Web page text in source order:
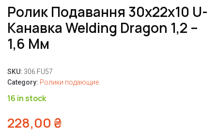
Ролик Подавання 30x22x10 U-
Канавка Welding Dragon 1,2 –
1,6 Мм
SKU: 306.FU57
Category: Ролики подающие
16 in stock
228,00 ₴